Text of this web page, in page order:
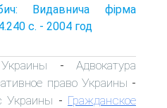
Видавнича фірма
с. - 2004 год
-Адвокатура
право Украины -
Украины - Гражданское